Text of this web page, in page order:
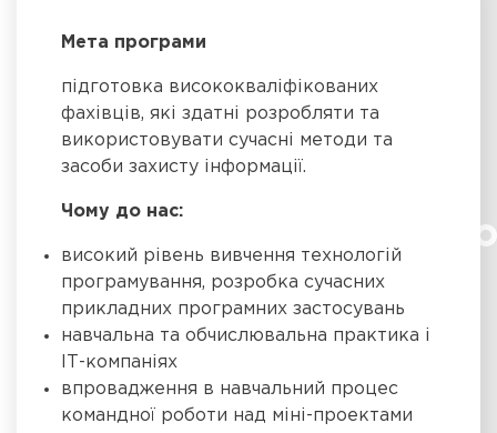
Мета програми
підготовка висококваліфікованих
фахівців, які здатні розробляти та
використовувати сучасні методи та
засоби захисту інформації.
Чому до нас:
високий рівень вивчення технологій
програмування, розробка сучасних
прикладних програмних застосувань
навчальна та обчислювальна практика і
ІТ-компаніях
впровадження в навчальний процес
командної роботи над міні-проектами